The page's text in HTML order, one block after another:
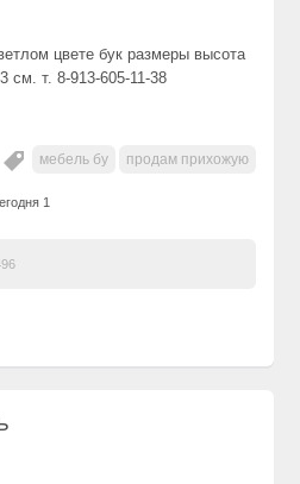
цвете бук размеры высота
см. т. 8-913-605-11-38
мебель бу продам прихожую
1